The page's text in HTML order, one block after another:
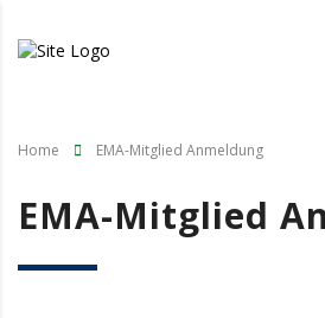
Home EMA-Mitglied Anmeldung
EMA-Mitglied